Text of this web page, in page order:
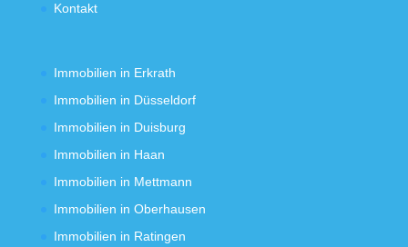
Kontakt
Immobilien in Erkrath
Immobilien in Düsseldorf
Immobilien in Duisburg
Immobilien in Haan
Immobilien in Mettmann
Immobilien in Oberhausen
Immobilien in Ratingen